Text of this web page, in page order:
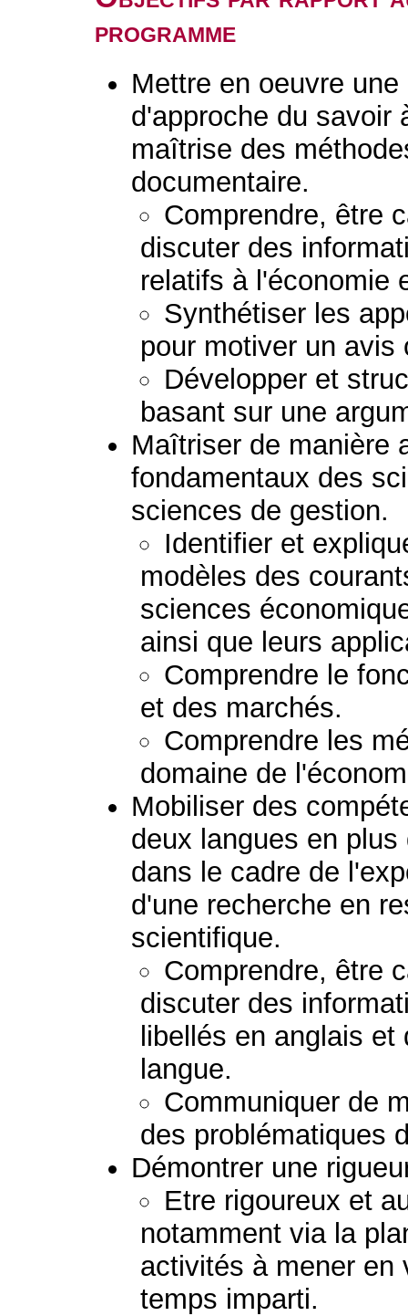
programme
Mettre en oeuvre
d'approche du savoir
maîtrise des
documentaire.
Comprendre, être
discuter des
relatifs à l'économie
Synthétiser les
pour motiver un avis
Développer et
basant sur une
Maîtriser de manière
fondamentaux des
sciences de gestion.
Identifier et
modèles des
sciences
ainsi que leurs
Comprendre le
et des marchés.
Comprendre les
domaine de
Mobiliser des
deux langues en
dans le cadre de
d'une recherche en
scientifique.
Comprendre, être
discuter des
libellés en anglais
langue.
Communiquer de
des problématiques
Démontrer une
Etre rigoureux et
notamment via la
activités à mener en
temps imparti.